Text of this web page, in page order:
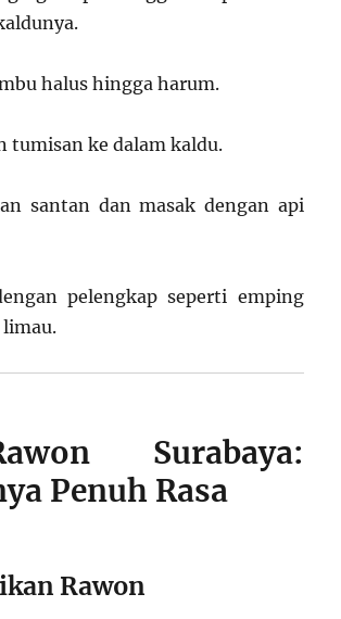
halus hingga harum.
tumisan ke dalam kaldu.
santan dan masak dengan api
pelengkap seperti emping
Surabaya:
Penuh Rasa
Rawon